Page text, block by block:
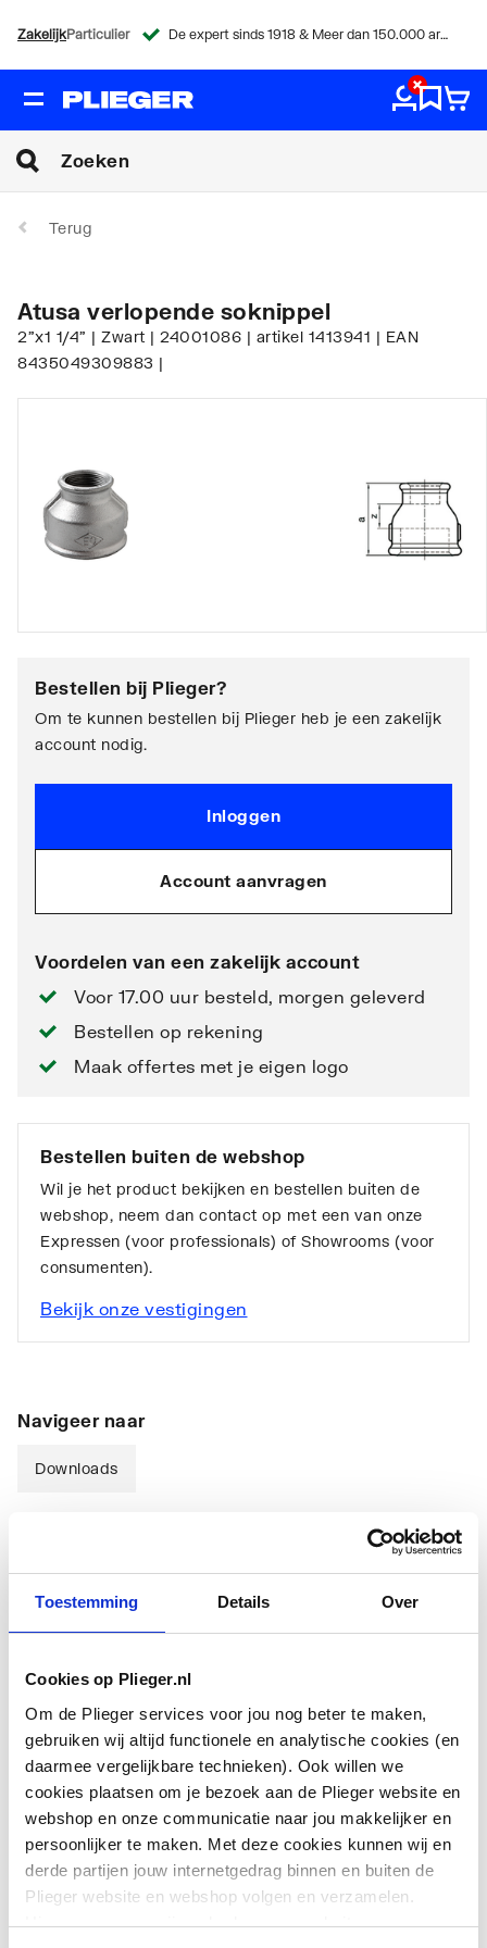
Toestemming Details Over
Cookies op Plieger.nl
Om de Plieger services voor jou nog beter te maken,
gebruiken wij altijd functionele en analytische cookies (en
daarmee vergelijkbare technieken). Ook willen we
cookies plaatsen om je bezoek aan de Plieger website en
webshop en onze communicatie naar jou makkelijker en
persoonlijker te maken. Met deze cookies kunnen wij en
derde partijen jouw internetgedrag binnen en buiten de
Plieger website en webshop volgen en verzamelen.
Hiermee passen wij en derden onze website, app,
ZakelijkParticulier De expert sinds 1918 & Meer dan 150.000 artikelen
Terug
Atusa verlopende soknippel
2"x1 1/4" | Zwart | 24001086 | artikel 1413941 | EAN
8435049309883 |
Bestellen bij Plieger?
Om te kunnen bestellen bij Plieger heb je een zakelijk
account nodig.
Inloggen
Account aanvragen
Voordelen van een zakelijk account
Voor 17.00 uur besteld, morgen geleverd
Bestellen op rekening
Maak offertes met je eigen logo
Bestellen buiten de webshop
Wil je het product bekijken en bestellen buiten de
webshop, neem dan contact op met een van onze
Expressen (voor professionals) of Showrooms (voor
consumenten).
Bekijk onze vestigingen
Navigeer naar
Downloads
Downloads
Data sheetapplication/pdf ,
Montageinstructieapplication/pdf,469 KB